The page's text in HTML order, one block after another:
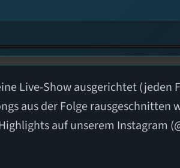
Live-Show ausgerichtet (jeden
aus der Folge rausgeschnitten
auf unserem Instagram